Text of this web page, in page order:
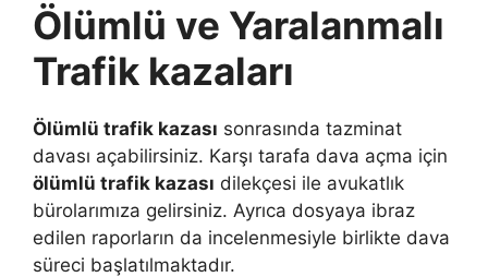
Ölümlü ve Yaralanmalı
Trafik kazaları
Ölümlü trafik kazası sonrasında tazminat
davası açabilirsiniz. Karşı tarafa dava açma için
ölümlü trafik kazası dilekçesi ile avukatlık
bürolarımıza gelirsiniz. Ayrıca dosyaya ibraz
edilen raporların da incelenmesiyle birlikte dava
süreci başlatılmaktadır.